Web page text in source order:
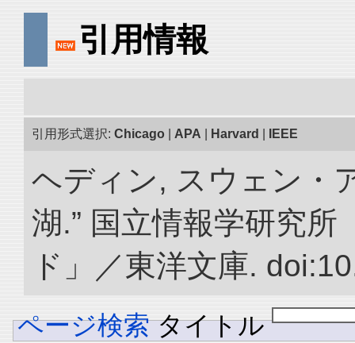
引用情報
引用形式選択: Chicago APA Harvard IEEE
ヘディン, スウェン・
湖.” 国立情報学研究
ド」／東洋文庫.
ページ検索 タイトル